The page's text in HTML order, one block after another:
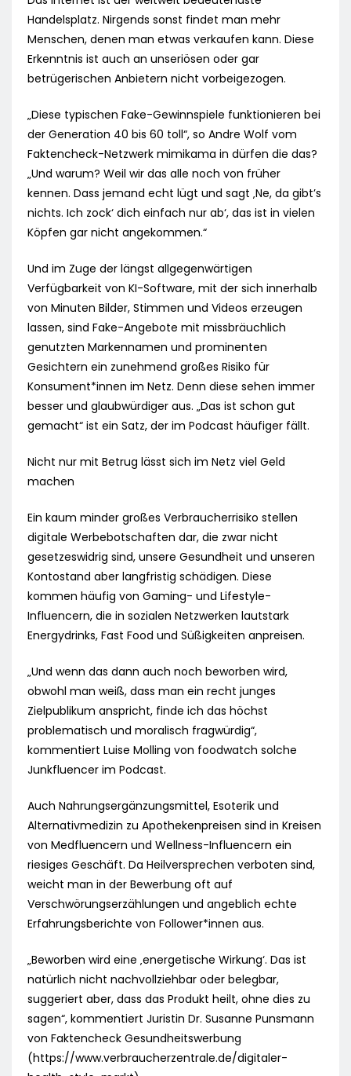
Handelsplatz. Nirgends sonst findet man mehr
Menschen, denen man etwas verkaufen kann. Diese
Erkenntnis ist auch an unseriösen oder gar
betrügerischen Anbietern nicht vorbeigezogen.
„Diese typischen Fake-Gewinnspiele funktionieren bei
der Generation 40 bis 60 toll“, so Andre Wolf vom
Faktencheck-Netzwerk mimikama in dürfen die das?
„Und warum? Weil wir das alle noch von früher
kennen. Dass jemand echt lügt und sagt ‚Ne, da gibt’s
nichts. Ich zock‘ dich einfach nur ab‘, das ist in vielen
Köpfen gar nicht angekommen.“
Und im Zuge der längst allgegenwärtigen
Verfügbarkeit von KI-Software, mit der sich innerhalb
von Minuten Bilder, Stimmen und Videos erzeugen
lassen, sind Fake-Angebote mit missbräuchlich
genutzten Markennamen und prominenten
Gesichtern ein zunehmend großes Risiko für
Konsument*innen im Netz. Denn diese sehen immer
besser und glaubwürdiger aus. „Das ist schon gut
gemacht“ ist ein Satz, der im Podcast häufiger fällt.
Nicht nur mit Betrug lässt sich im Netz viel Geld
machen
Ein kaum minder großes Verbraucherrisiko stellen
digitale Werbebotschaften dar, die zwar nicht
gesetzeswidrig sind, unsere Gesundheit und unseren
Kontostand aber langfristig schädigen. Diese
kommen häufig von Gaming- und Lifestyle-
Influencern, die in sozialen Netzwerken lautstark
Energydrinks, Fast Food und Süßigkeiten anpreisen.
„Und wenn das dann auch noch beworben wird,
obwohl man weiß, dass man ein recht junges
Zielpublikum anspricht, finde ich das höchst
problematisch und moralisch fragwürdig“,
kommentiert Luise Molling von foodwatch solche
Junkfluencer im Podcast.
Auch Nahrungsergänzungsmittel, Esoterik und
Alternativmedizin zu Apothekenpreisen sind in Kreisen
von Medfluencern und Wellness-Influencern ein
riesiges Geschäft. Da Heilversprechen verboten sind,
weicht man in der Bewerbung oft auf
Verschwörungserzählungen und angeblich echte
Erfahrungsberichte von Follower*innen aus.
„Beworben wird eine ‚energetische Wirkung‘. Das ist
natürlich nicht nachvollziehbar oder belegbar,
suggeriert aber, dass das Produkt heilt, ohne dies zu
sagen“, kommentiert Juristin Dr. Susanne Punsmann
von Faktencheck Gesundheitswerbung
(https://www.verbraucherzentrale.de/digitaler-